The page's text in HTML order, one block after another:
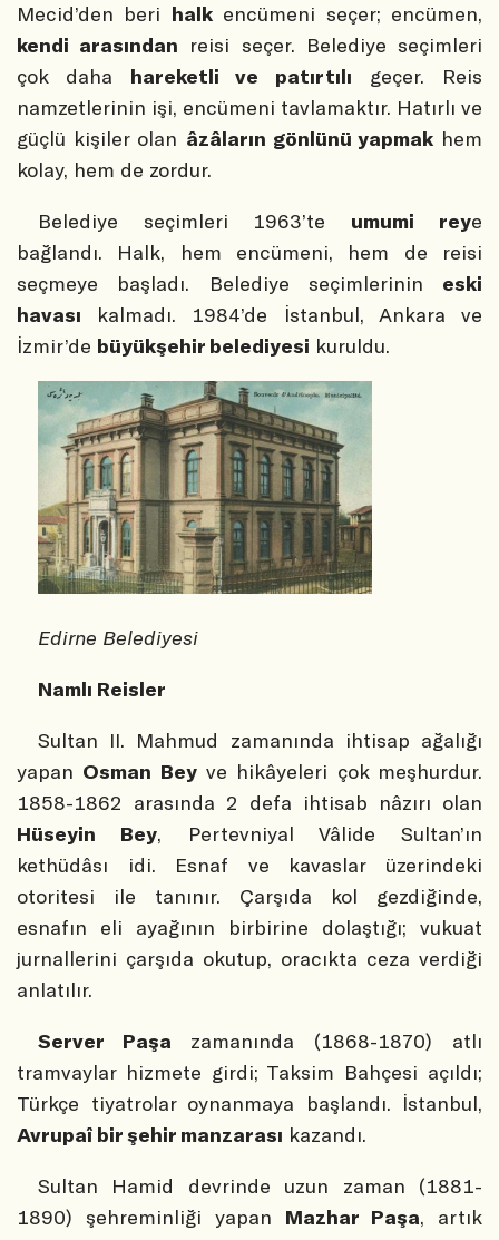
Mecid’den beri halkencümeni seçer; encümen,
kendi arasından reisi seçer. Belediye seçimleri
çok daha hareketli ve patırtılı geçer. Reis
namzetlerinin işi, encümeni tavlamaktır. Hatırlı ve
güçlü kişiler olan âzâların gönlünü yapmakhem
kolay, hem de zordur.
Belediye seçimleri 1963’te umumi reye
bağlandı. Halk, hem encümeni, hem de reisi
seçmeye başladı. Belediye seçimlerinin eski
havası kalmadı. 1984’de İstanbul, Ankara ve
İzmir’de büyükşehir belediyesi kuruldu.
Edirne Belediyesi
Namlı Reisler
Sultan II. Mahmud zamanında ihtisap ağalığı
yapan Osman Beyve hikâyeleri çok meşhurdur.
1858-1862 arasında 2 defa ihtisab nâzırı olan
Hüseyin Bey, Pertevniyal Vâlide Sultan’ın
kethüdâsı idi. Esnaf ve kavaslar üzerindeki
otoritesi ile tanınır. Çarşıda kol gezdiğinde,
esnafın eli ayağının birbirine dolaştığı; vukuat
jurnallerini çarşıda okutup, oracıkta ceza verdiği
anlatılır.
Server Paşa zamanında (1868-1870) atlı
tramvaylar hizmete girdi; Taksim Bahçesi açıldı;
Türkçe tiyatrolar oynanmaya başlandı. İstanbul,
Avrupaî bir şehir manzarası kazandı.
Sultan Hamid devrinde uzun zaman (1881-
1890) şehreminliği yapan Mazhar Paşa, artık